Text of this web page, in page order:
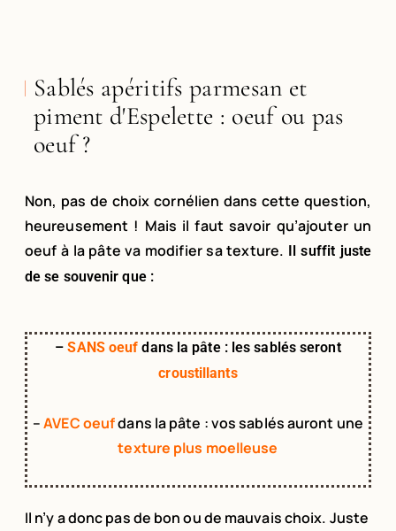
Sablés apéritifs parmesan et
piment d'Espelette : oeuf ou pas
oeuf ?
Non, pas de choix cornélien dans cette question,
heureusement ! Mais il faut savoir qu’ajouter un
oeuf à la pâte va modifier sa texture. Il suffit juste
de se souvenir que :
– SANS oeuf dans la pâte : les sablés seront
croustillants
–AVEC oeufdans la pâte : vos sablés auront une
texture plus moelleuse
Il n’y a donc pas de bon ou de mauvais choix. Juste